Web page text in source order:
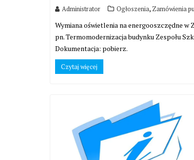
Administrator Ogłoszenia, Zamówienia
Wymiana oświetlenia na energooszczędne
pn. Termomodernizacja budynku Zespołu
Dokumentacja: pobierz.
Czytaj więcej